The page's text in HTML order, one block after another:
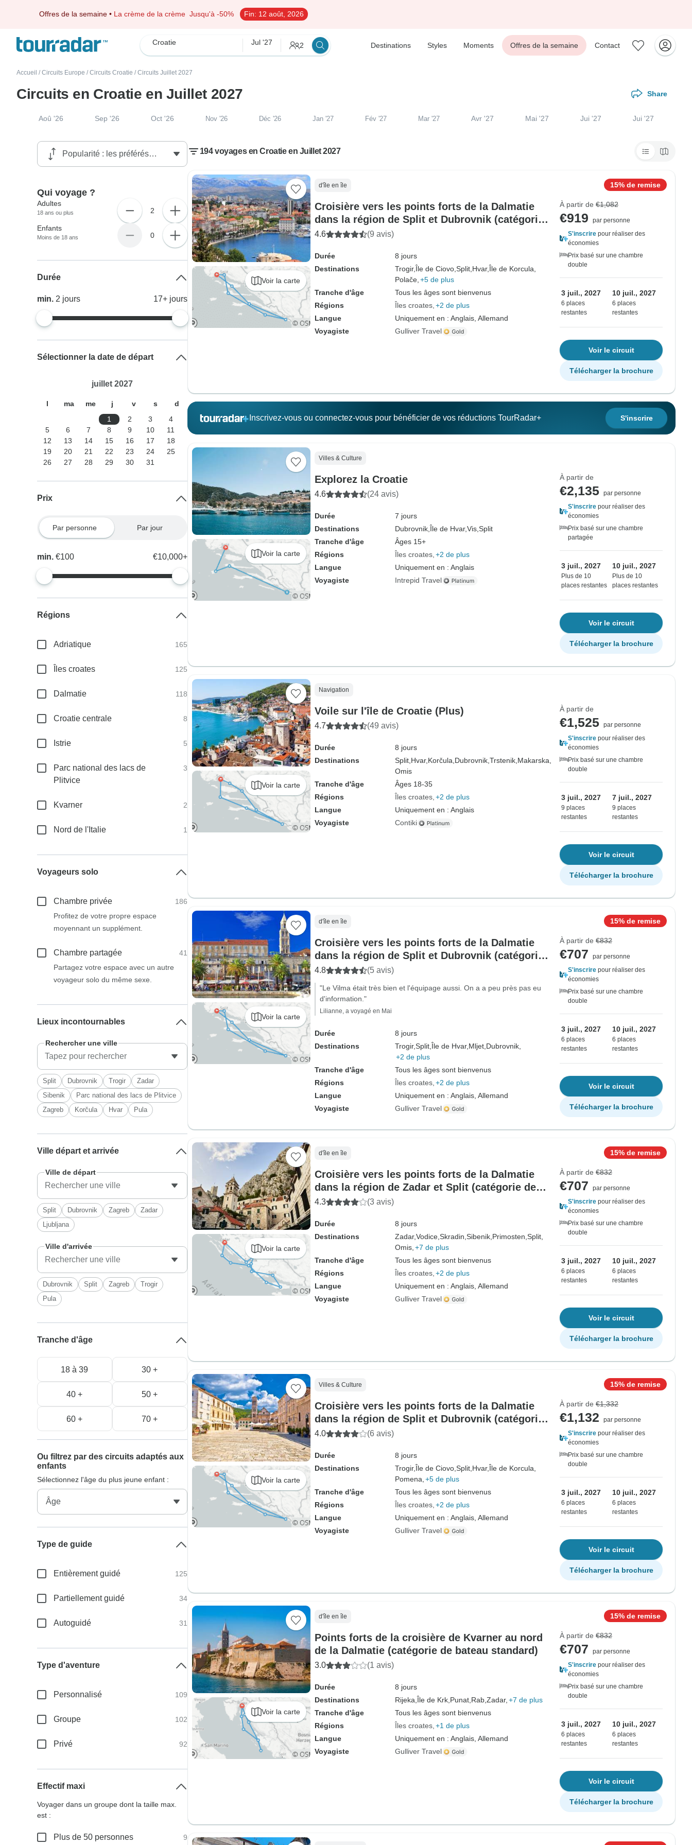
Offres de la semaine • La crème de la crème Jusqu'à -50% Fin: 12 août, 2026
Croatie Jul '27 2 Destinations Styles Moments Offres de la semaine Contact
Accueil / Circuits Europe / Circuits Croatie / Circuits Juillet 2027
Circuits en Croatie en Juillet 2027 Share
Aoû '26 Sep '26 Oct '26 Nov '26 Déc '26 Jan '27 Fév '27 Mar '27 Avr '27 Mai '27 Jui '27 Jui '27
194 voyages en Croatie en Juillet 2027
Voir la carte
d'île en île
Croisière vers les points forts de la Dalmatie
dans la région de Split et Dubrovnik (catégorie
de bateau supérieure)
4.6 (9 avis)
Durée
8 jours
Destinations
Trogir, Île de Ciovo, Split, Hvar, Île de Korcula,
Polače, +5 de plus
Tranche d'âge
Tous les âges sont bienvenus
Régions
Îles croates +2 de plus
Langue
Uniquement en : Anglais, Allemand
Voyagiste
Gulliver Travel
15% de remise
À partir de €1,082
€919
par personne
S'inscrire pour réaliser des
économies
Prix basé sur une chambre
double
3 juil., 2027
6 places
restantes
10 juil., 2027
6 places
restantes
Voir le circuit
Télécharger la brochure
Inscrivez-vous ou connectez-vous pour bénéficier de vos réductions TourRadar+ S'inscrire
Voir la carte
Villes & Culture
Explorez la Croatie
4.6 (24 avis)
Durée
7 jours
Destinations
Dubrovnik, Île de Hvar,Vis, Split
Tranche d'âge
Âges 15+
Régions
Îles croates +2 de plus
Langue
Uniquement en : Anglais
Voyagiste
Intrepid Travel
À partir de
€2,135 par personne
S'inscrire pour réaliser des
économies
Prix basé sur une chambre
partagée
3 juil., 2027
Plus de 10
places restantes
10 juil., 2027
Plus de 10
places restantes
Voir le circuit
Télécharger la brochure
Voir la carte
Navigation
Voile sur l'île de Croatie (Plus)
4.7 (49 avis)
Durée
8 jours
Destinations
Split, Hvar, Korčula, Dubrovnik, Trstenik, Makarska,
Omis
Tranche d'âge
Âges 18-35
Régions
Îles croates +2 de plus
Langue
Uniquement en : Anglais
Voyagiste
Contiki
À partir de
€1,525 par personne
S'inscrire pour réaliser des
économies
Prix basé sur une chambre
double
3 juil., 2027
9 places
restantes
7 juil., 2027
9 places
restantes
Voir le circuit
Télécharger la brochure
Voir la carte
d'île en île
Croisière vers les points forts de la Dalmatie
dans la région de Split et Dubrovnik (catégorie
de bateau standard)
4.8 (5 avis)
"Le Vilma était très bien et l'équipage aussi. On a a peu près pas eu
d'information."
Lilianne, a voyagé en Mai
Durée
8 jours
Destinations
Trogir,Split, Île de Hvar, Mljet, Dubrovnik,
+2 de plus
Tranche d'âge
Tous les âges sont bienvenus
Régions
Îles croates +2 de plus
Langue
Uniquement en : Anglais, Allemand
Voyagiste
Gulliver Travel
15% de remise
À partir de €832
€707
par personne
S'inscrire pour réaliser des
économies
Prix basé sur une chambre
double
3 juil., 2027
6 places
restantes
10 juil., 2027
6 places
restantes
Voir le circuit
Télécharger la brochure
Voir la carte
d'île en île
Croisière vers les points forts de la Dalmatie
dans la région de Zadar et Split (catégorie de
bateau standard)
4.3 (3 avis)
Durée
8 jours
Destinations
Zadar,Vodice, Skradin, Sibenik, Primosten, Split,
Omis, +7 de plus
Tranche d'âge
Tous les âges sont bienvenus
Régions
Îles croates +2 de plus
Langue
Uniquement en : Anglais, Allemand
Voyagiste
Gulliver Travel
15% de remise
À partir de €832
€707
par personne
S'inscrire pour réaliser des
économies
Prix basé sur une chambre
double
3 juil., 2027
6 places
restantes
10 juil., 2027
6 places
restantes
Voir le circuit
Télécharger la brochure
Voir la carte
Villes & Culture
Croisière vers les points forts de la Dalmatie
dans la région de Split et Dubrovnik (catégorie
bateau de luxe)
4.0 (6 avis)
Durée
8 jours
Destinations
Trogir, Île de Ciovo, Split, Hvar, Île de Korcula,
Pomena, +5 de plus
Tranche d'âge
Tous les âges sont bienvenus
Régions
Îles croates +2 de plus
Langue
Uniquement en : Anglais, Allemand
Voyagiste
Gulliver Travel
15% de remise
À partir de €1,332
€1,132
par personne
S'inscrire pour réaliser des
économies
Prix basé sur une chambre
double
3 juil., 2027
6 places
restantes
10 juil., 2027
6 places
restantes
Voir le circuit
Télécharger la brochure
Voir la carte
d'île en île
Points forts de la croisière de Kvarner au nord
de la Dalmatie (catégorie de bateau standard)
3.0 (1 avis)
Durée
8 jours
Destinations
Rijeka, Île de Krk, Punat, Rab, Zadar, +7 de plus
Tranche d'âge
Tous les âges sont bienvenus
Régions
Îles croates +1 de plus
Langue
Uniquement en : Anglais, Allemand
Voyagiste
Gulliver Travel
15% de remise
À partir de €832
€707
par personne
S'inscrire pour réaliser des
économies
Prix basé sur une chambre
double
3 juil., 2027
6 places
restantes
10 juil., 2027
6 places
restantes
Voir le circuit
Télécharger la brochure
Qui voyage ?
Adultes
18 ans ou plus 2
Enfants
Moins de 18 ans 0
Durée
min. 2 jours 17+ jours
Sélectionner la date de départ
juillet 2027
l ma me j v s
d
1
2 3
4
5
6 7 8 9 10
11
12
13 14 15 16 17
18
19
20 21 22 23 24
25
26
27 28 29 30 31
Prix
Par personne Par jour
min.€100 €10,000+
Régions
Adriatique 165
Îles croates 125
Dalmatie 118
Croatie centrale 8
Istrie 5
Parc national des lacs de
Plitvice
3
Kvarner 2
Nord de l'Italie 1
Voyageurs solo
Chambre privée
186
Profitez de votre propre espace
moyennant un supplément.
Chambre partagée
41
Partagez votre espace avec un autre
voyageur solo du même sexe.
Lieux incontournables
Rechercher une ville
Split Dubrovnik Trogir
Zadar
Sibenik
Parc national des lacs de Plitvice
Zagreb
Korčula Hvar Pula
Ville départ et arrivée
Ville de départ
Split Dubrovnik Zagreb
Zadar
Ljubljana
Ville d'arrivée
Dubrovnik Split Zagreb
Trogir
Pula
Tranche d'âge
18 à 39 30 +
40 + 50 +
60 + 70 +
Ou filtrez par des circuits adaptés aux
enfants
Sélectionnez l'âge du plus jeune enfant :
Type de guide
Entièrement guidé 125
Partiellement guidé 34
Autoguidé 31
Type d'aventure
Personnalisé 109
Groupe 102
Privé 92
Effectif maxi
Voyager dans un groupe dont la taille max.
est :
Plus de 50 personnes 9